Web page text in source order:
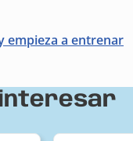
empieza a entrenar
interesar